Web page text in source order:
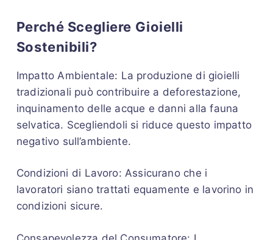
Perché Scegliere Gioielli
Sostenibili?
Impatto Ambientale: La produzione di gioielli
tradizionali può contribuire a deforestazione,
inquinamento delle acque e danni alla fauna
selvatica. Scegliendoli si riduce questo impatto
negativo sull’ambiente.
Condizioni di Lavoro: Assicurano che i
lavoratori siano trattati equamente e lavorino in
condizioni sicure.